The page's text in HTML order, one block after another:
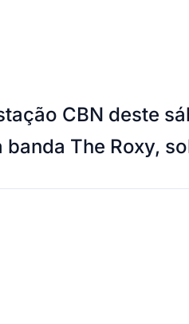
CBN deste
The Roxy,